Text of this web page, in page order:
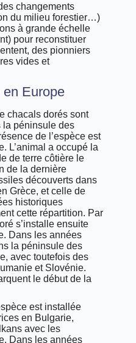
changements
du milieu forestier…)
à grande échelle
pour reconstituer
des pionniers
vides et
Europe
chacals dorés sont
la péninsule des
de l’espèce est
L’animal a occupé la
de terre côtière le
de la dernière
découverts dans
Grèce, et celle de
historiques
cette répartition. Par
s’installe ensuite
Dans les années
la péninsule des
avec toutefois des
et Slovénie.
le début de la
est installée
en Bulgarie,
avec les
Dans les années